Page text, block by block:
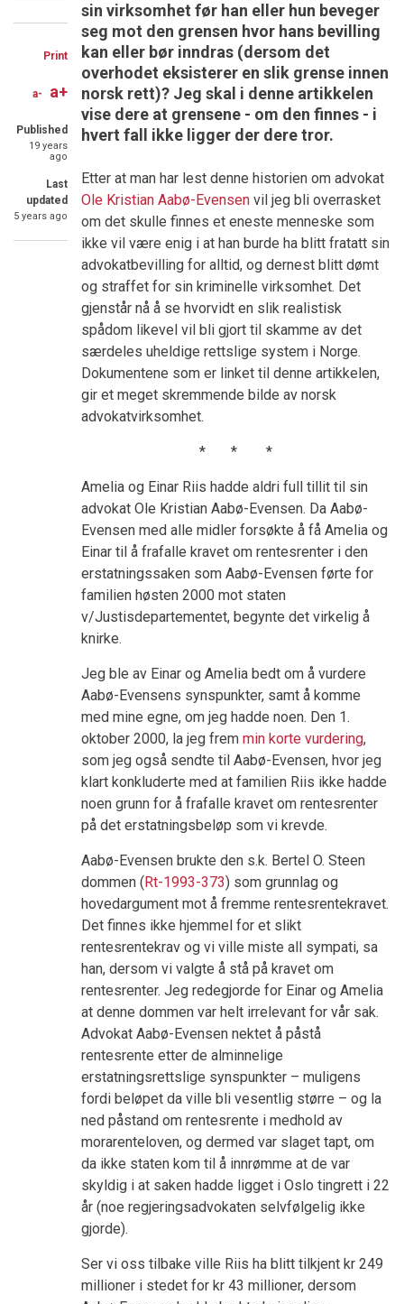
Share
on
Facebook
Share
on
Twitter
Share
through
email
Print
a- a+
Published
19 years
ago
Last
updated
5 years ago
sin virksomhet før han eller hun beveger
seg mot den grensen hvor hans bevilling
kan eller bør inndras (dersom det
overhodet eksisterer en slik grense innen
norsk rett)? Jeg skal i denne artikkelen
vise dere at grensene - om den finnes - i
hvert fall ikke ligger der dere tror.
Etter at man har lest denne historien om advokat
Ole Kristian Aabø-Evensen vil jeg bli overrasket
om det skulle finnes et eneste menneske som
ikke vil være enig i at han burde ha blitt fratatt sin
advokatbevilling for alltid, og dernest blitt dømt
og straffet for sin kriminelle virksomhet. Det
gjenstår nå å se hvorvidt en slik realistisk
spådom likevel vil bli gjort til skamme av det
særdeles uheldige rettslige system i Norge.
Dokumentene som er linket til denne artikkelen,
gir et meget skremmende bilde av norsk
advokatvirksomhet.
* * *
Amelia og Einar Riis hadde aldri full tillit til sin
advokat Ole Kristian Aabø-Evensen. Da Aabø-
Evensen med alle midler forsøkte å få Amelia og
Einar til å frafalle kravet om rentesrenter i den
erstatningssaken som Aabø-Evensen førte for
familien høsten 2000 mot staten
v/Justisdepartementet, begynte det virkelig å
knirke.
Jeg ble av Einar og Amelia bedt om å vurdere
Aabø-Evensens synspunkter, samt å komme
med mine egne, om jeg hadde noen. Den 1.
oktober 2000, la jeg frem min korte vurdering,
som jeg også sendte til Aabø-Evensen, hvor jeg
klart konkluderte med at familien Riis ikke hadde
noen grunn for å frafalle kravet om rentesrenter
på det erstatningsbeløp som vi krevde.
Aabø-Evensen brukte den s.k. Bertel O. Steen
dommen (Rt-1993-373) som grunnlag og
hovedargument mot å fremme rentesrentekravet.
Det finnes ikke hjemmel for et slikt
rentesrentekrav og vi ville miste all sympati, sa
han, dersom vi valgte å stå på kravet om
rentesrenter. Jeg redegjorde for Einar og Amelia
at denne dommen var helt irrelevant for vår sak.
Advokat Aabø-Evensen nektet å påstå
rentesrente etter de alminnelige
erstatningsrettslige synspunkter – muligens
fordi beløpet da ville bli vesentlig større – og la
ned påstand om rentesrente i medhold av
morarenteloven, og dermed var slaget tapt, om
da ikke staten kom til å innrømme at de var
skyldig i at saken hadde ligget i Oslo tingrett i 22
år (noe regjeringsadvokaten selvfølgelig ikke
gjorde).
Ser vi oss tilbake ville Riis ha blitt tilkjent kr 249
millioner i stedet for kr 43 millioner, dersom